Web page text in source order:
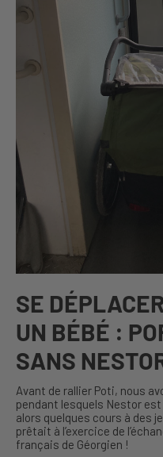
SE
UN BÉBÉ :
SANS
Avant de rallier Poti, nous
pendant lesquels Nestor
alors quelques cours à des
prêtait à l’exercice de
français de Géorgien !